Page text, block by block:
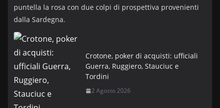
puntella la rosa con due colpi di prospettiva provenienti
dalla Sardegna.
Crotone, poker di acquisti: ufficiali
Guerra, Ruggiero, Stauciuc e
Tordini
2 Agosto 2026